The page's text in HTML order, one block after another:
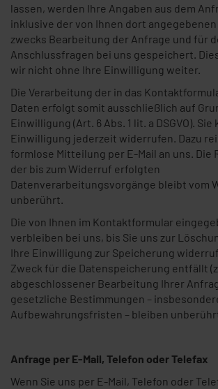
lassen, werden Ihre Angaben aus dem
inklusive der von Ihnen dort
zwecks Bearbeitung der Anfrage und für
Anschlussfragen bei uns gespeichert.
wir nicht ohne Ihre Einwilligung weiter.
Die Verarbeitung der in das
Daten erfolgt somit ausschließlich auf
Einwilligung (Art. 6 Abs. 1 lit. a DSGVO).
Einwilligung jederzeit widerrufen. Dazu
formlose Mitteilung per E-Mail an uns. Die
der bis zum Widerruf erfolgten
Datenverarbeitungsvorgänge bleibt vom
unberührt.
Die von Ihnen im Kontaktformular
verbleiben bei uns, bis Sie uns zur
Ihre Einwilligung zur Speicherung
Zweck für die Datenspeicherung entfällt
abgeschlossener Bearbeitung Ihrer
gesetzliche Bestimmungen –
Aufbewahrungsfristen – bleiben
Anfrage per E-Mail, Telefon oder Telefax
Wenn Sie uns per E-Mail, Telefon oder